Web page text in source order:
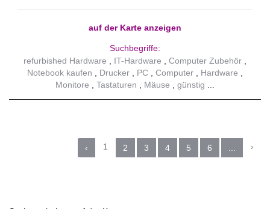
auf der Karte anzeigen
Suchbegriffe:
refurbished Hardware
IT-Hardware
Computer Zubehör
Notebook kaufen
Drucker PC Computer
Hardware
Monitore
Tastaturen Mäuse günstig
‹ 1 2 3 4 5 6 ›